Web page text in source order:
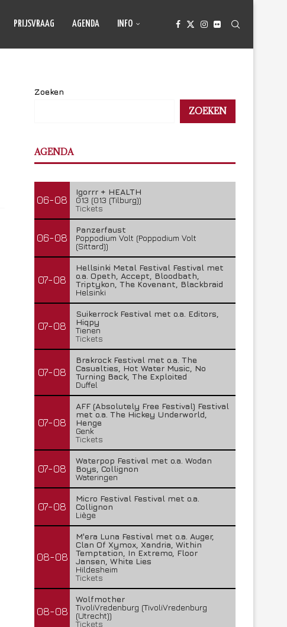
PRIJSVRAAG AGENDA INFO
Zoeken
ZOEKEN
AGENDA
06-08
Igorrr + HEALTH
013 (013 (Tilburg))
Tickets
06-08
Panzerfaust
Poppodium Volt (Poppodium Volt
(Sittard))
07-08
Hellsinki Metal Festival Festival met
o.a. Opeth, Accept, Bloodbath,
Triptykon, The Kovenant, Blackbraid
Helsinki
07-08
Suikerrock Festival met o.a. Editors,
Hiqpy
Tienen
Tickets
07-08
Brakrock Festival met o.a. The
Casualties, Hot Water Music, No
Turning Back, The Exploited
Duffel
07-08
AFF (Absolutely Free Festival) Festival
met o.a. The Hickey Underworld,
Henge
Genk
Tickets
07-08
Waterpop Festival met o.a. Wodan
Boys, Collignon
Wateringen
07-08
Micro Festival Festival met o.a.
Collignon
Liège
08-08
M'era Luna Festival met o.a. Auger,
Clan Of Xymox, Xandria, Within
Temptation, In Extremo, Floor
Jansen, White Lies
Hildesheim
Tickets
08-08
Wolfmother
TivoliVredenburg (TivoliVredenburg
(Utrecht))
Tickets